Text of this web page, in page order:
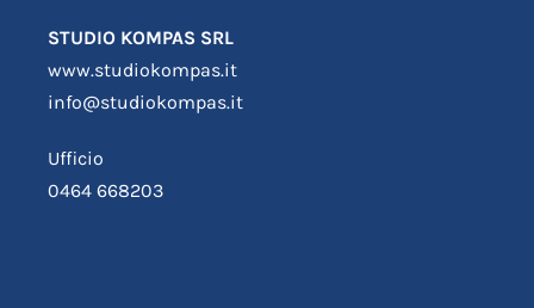
STUDIO KOMPAS SRL
www.studiokompas.it
info@studiokompas.it
Ufficio
0464 668203